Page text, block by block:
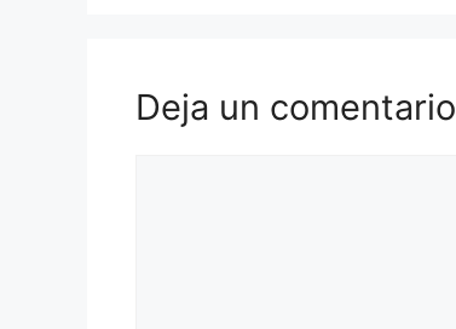
Deja un comentario